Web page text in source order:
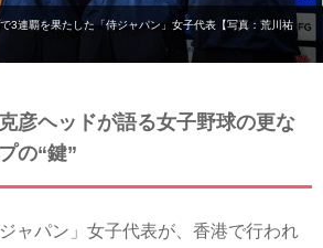
3連覇を果たした「侍ジャパン」女子代表【写真：荒川祐
彦ヘッドが語る女子野球の更な
の“鍵”
ャパン」女子代表が、香港で行われ